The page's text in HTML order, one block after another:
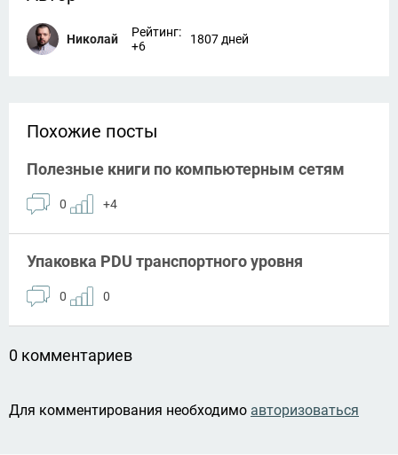
Николай
Рейтинг:
+6
1807 дней
Похожие посты
Полезные книги по компьютерным сетям
0 +4
Упаковка PDU транспортного уровня
0 0
0 комментариев
Для комментирования необходимо авторизоваться